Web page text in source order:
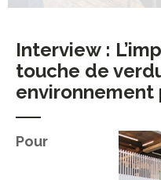
Interview :
touche de
Pour